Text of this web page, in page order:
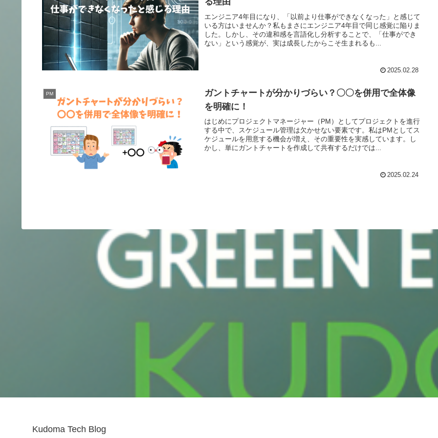
エンジニア4年目になり、「以前より仕事ができなくなった」と感じて
いる方はいませんか？私もまさにエンジニア4年目で同じ感覚に陥りま
した。しかし、その違和感を言語化し分析することで、「仕事ができ
ない」という感覚が、実は成長したからこそ生まれるも...
2025.02.28
PM
ガントチャートが分かりづらい？〇〇を併用で全体像
を明確に！
はじめにプロジェクトマネージャー（PM）としてプロジェクトを進行
する中で、スケジュール管理は欠かせない要素です。私はPMとしてス
ケジュールを用意する機会が増え、その重要性を実感しています。し
かし、単にガントチャートを作成して共有するだけでは...
2025.02.24
Kudoma Tech Blog